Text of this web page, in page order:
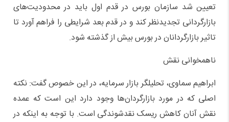
تعیین شد سازمان بورس در قدم اول باید در محدودیت‌های
بازارگردانی تجدیدنظر کند و در قدم بعد شرایطی را فراهم آورد تا
تاثیر بازارگردانان در بورس بیش از گذشته شود.
ناهمخوانی نقش
ابراهیم سماوی، تحلیلگر بازار سرمایه، در این خصوص گفت: نکته
اصلی که در مورد بازارگردان‌ها وجود دارد این است که عمده
نقش آنان کاهش ریسک نقدشوندگی است. با توجه به اینکه در